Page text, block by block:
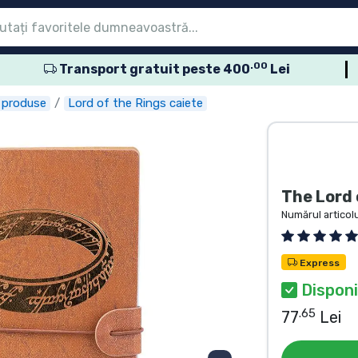
Transport gratuit peste 400.00 Lei
Lord of the Rings caiete
The
Numărul
Express
77.65 Lei
seriale
de film
de desene
anime
gamer
sportive
muzicale